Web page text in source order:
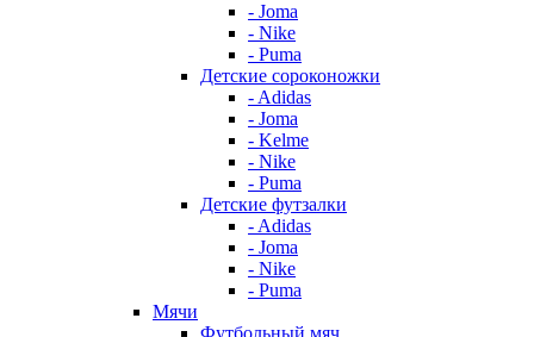
- Joma
- Nike
- Puma
Детские сороконожки
- Adidas
- Joma
- Kelme
- Nike
- Puma
Детские футзалки
- Adidas
- Joma
- Nike
- Puma
Мячи
Футбольный мяч